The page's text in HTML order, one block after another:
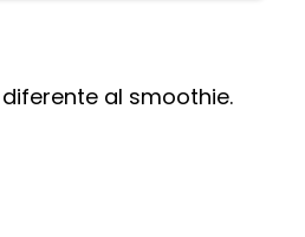
al smoothie.